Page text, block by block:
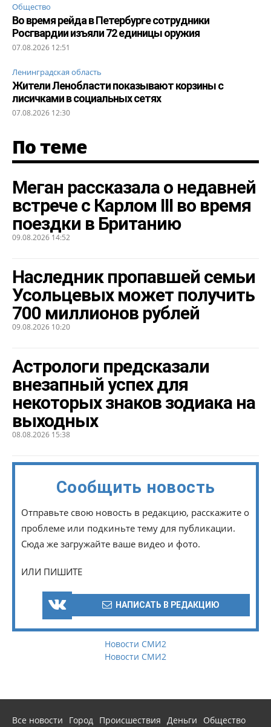
Общество
Во время рейда в Петербурге сотрудники
Росгвардии изъяли 72 единицы оружия
07.08.2026 12:51
Ленинградская область
Жители Ленобласти показывают корзины с
лисичками в социальных сетях
07.08.2026 12:30
По теме
Меган рассказала о недавней
встрече с Карлом III во время
поездки в Британию
09.08.2026 14:52
Наследник пропавшей семьи
Усольцевых может получить
700 миллионов рублей
09.08.2026 10:20
Астрологи предсказали
внезапный успех для
некоторых знаков зодиака на
выходных
08.08.2026 15:38
Сообщить новость
Отправьте свою новость в редакцию, расскажите о
проблеме или подкиньте тему для публикации.
Сюда же загружайте ваше видео и фото.
ИЛИ ПИШИТЕ
НАПИСАТЬ В РЕДАКЦИЮ
Новости СМИ2
Новости СМИ2
Все новости Город Происшествия Деньги
Общество